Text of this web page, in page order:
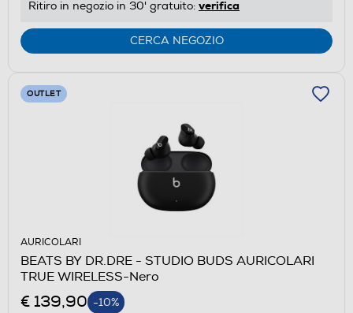
Ritiro in negozio in 30' gratuito: verifica
CERCA NEGOZIO
OUTLET
AURICOLARI
BEATS BY DR.DRE - STUDIO BUDS AURICOLARI
TRUE WIRELESS-Nero
€ 139,90 -10%